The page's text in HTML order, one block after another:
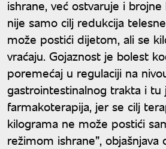
ishrane, već ostvaruje i
nije samo cilj redukcija
može postići dijetom, ali se
vraćaju. Gojaznost je bolest
poremećaj u regulaciji na
gastrointestinalnog trakta i tu
farmakoterapija, jer se cilj
kilograma ne može postići
režimom ishrane”, objašnjava